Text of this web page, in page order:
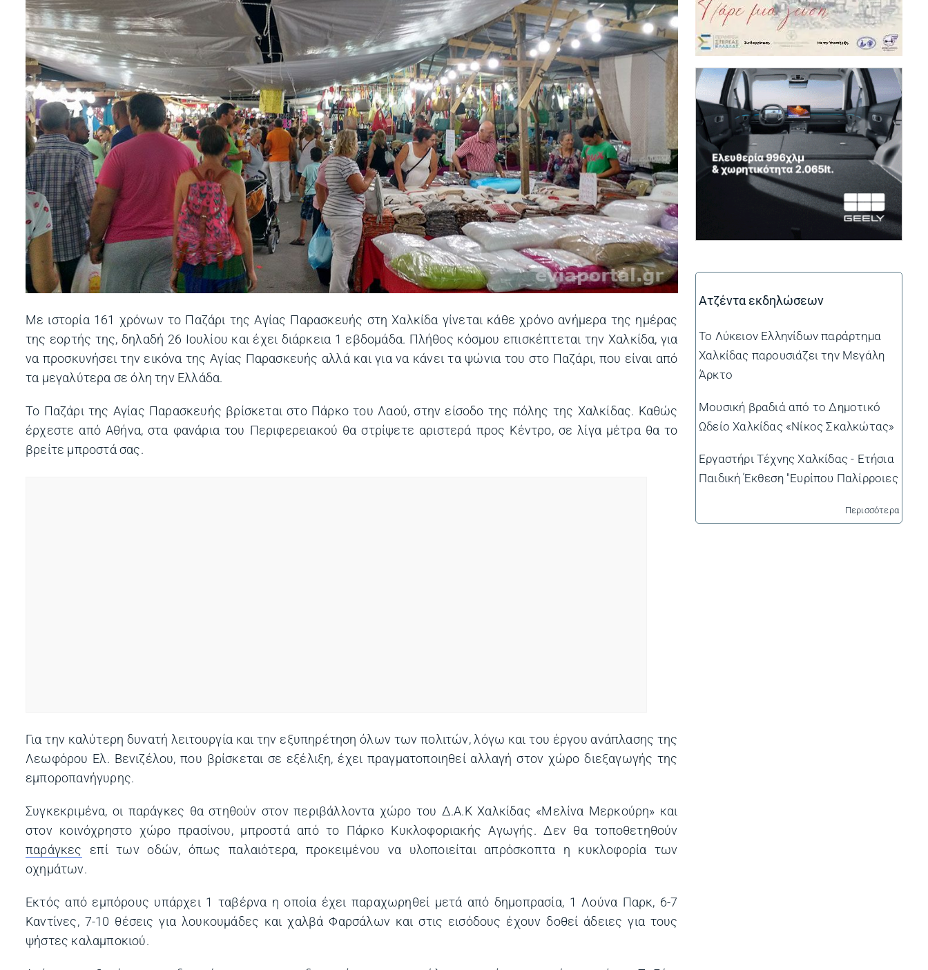
Με ιστορία 161 χρόνων το Παζάρι της Αγίας Παρασκευής στη Χαλκίδα γίνεται κάθε χρόνο ανήμερα της ημέρας
της εορτής της, δηλαδή 26 Ιουλίου και έχει διάρκεια 1 εβδομάδα. Πλήθος κόσμου επισκέπτεται την Χαλκίδα, για
να προσκυνήσει την εικόνα της Αγίας Παρασκευής αλλά και για να κάνει τα ψώνια του στο Παζάρι, που είναι από
τα μεγαλύτερα σε όλη την Ελλάδα.
Το Παζάρι της Αγίας Παρασκευής βρίσκεται στο Πάρκο του Λαού, στην είσοδο της πόλης της Χαλκίδας. Καθώς
έρχεστε από Αθήνα, στα φανάρια του Περιφερειακού θα στρίψετε αριστερά προς Κέντρο, σε λίγα μέτρα θα το
βρείτε μπροστά σας.
Για την καλύτερη δυνατή λειτουργία και την εξυπηρέτηση όλων των πολιτών, λόγω και του έργου ανάπλασης της
Λεωφόρου Ελ. Βενιζέλου, που βρίσκεται σε εξέλιξη, έχει πραγματοποιηθεί αλλαγή στον χώρο διεξαγωγής της
εμποροπανήγυρης.
Συγκεκριμένα, οι παράγκες θα στηθούν στον περιβάλλοντα χώρο του Δ.Α.Κ Χαλκίδας «Μελίνα Μερκούρη» και
στον κοινόχρηστο χώρο πρασίνου, μπροστά από το Πάρκο Κυκλοφοριακής Αγωγής. Δεν θα τοποθετηθούν
παράγκες επί των οδών, όπως παλαιότερα, προκειμένου να υλοποιείται απρόσκοπτα η κυκλοφορία των
οχημάτων.
Εκτός από εμπόρους υπάρχει 1 ταβέρνα η οποία έχει παραχωρηθεί μετά από δημοπρασία, 1 Λούνα Παρκ, 6-7
Καντίνες, 7-10 θέσεις για λουκουμάδες και χαλβά Φαρσάλων και στις εισόδους έχουν δοθεί άδειες για τους
ψήστες καλαμποκιού.
Ατζέντα εκδηλώσεων
Το Λύκειον Ελληνίδων παράρτημα
Χαλκίδας παρουσιάζει την Μεγάλη
Άρκτο
Μουσική βραδιά από το Δημοτικό
Ωδείο Χαλκίδας «Νίκος Σκαλκώτας»
Εργαστήρι Τέχνης Χαλκίδας - Ετήσια
Παιδική Έκθεση "Ευρίπου Παλίρροιες
Περισσότερα